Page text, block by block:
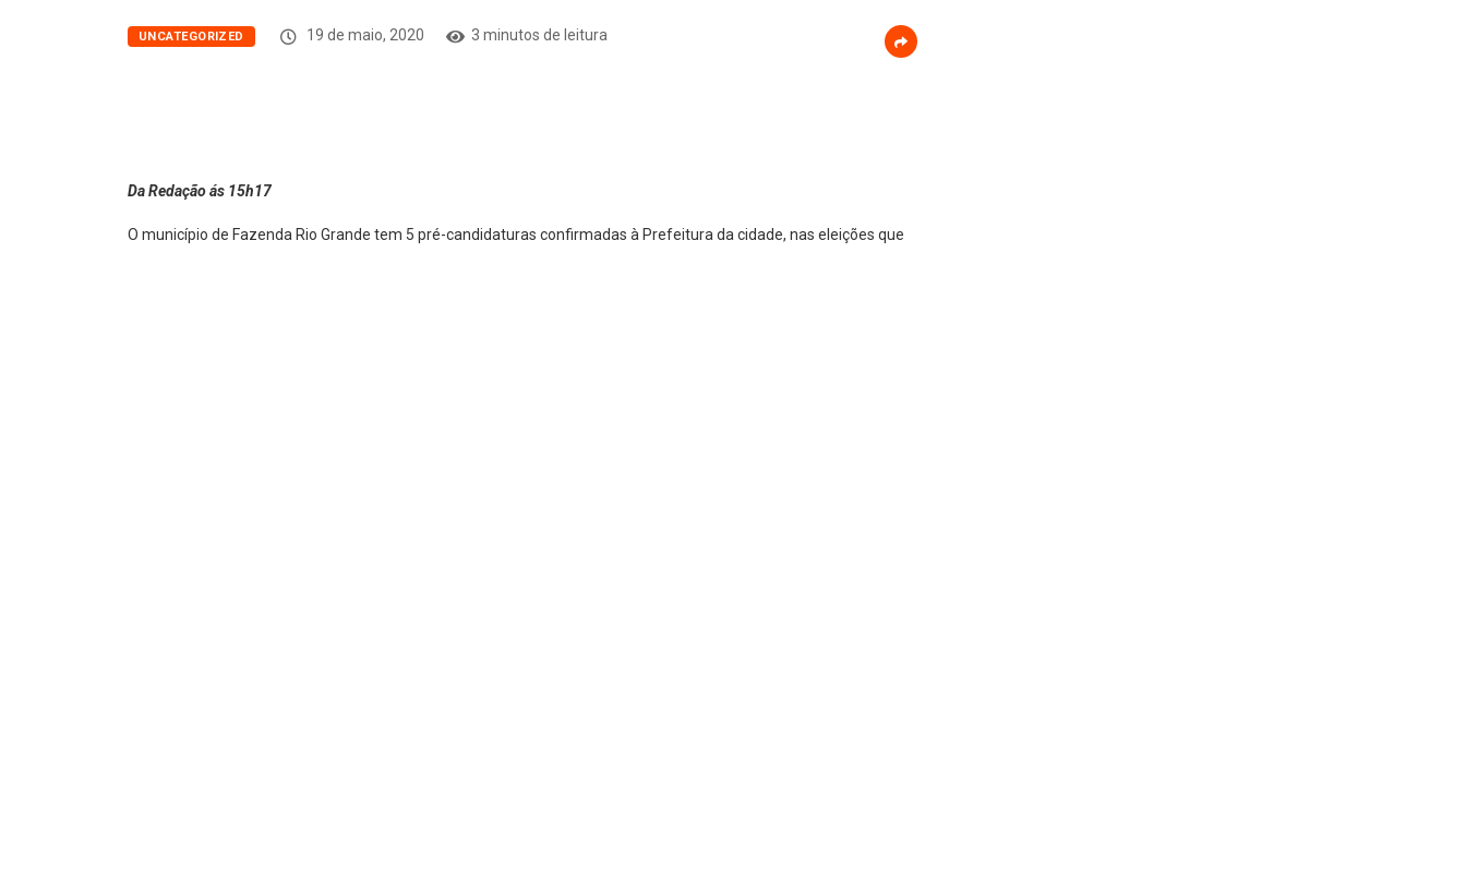
UNCATEGORIZED 19 de maio, 2020 3 minutos de leitura
Da Redação ás 15h17
O município de Fazenda Rio Grande tem 5 pré-candidaturas confirmadas à Prefeitura da cidade, nas eleições que